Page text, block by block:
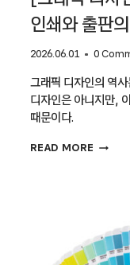
인쇄와 출판
2026.06.01 0
그래픽 디자인의 역
디자인은 아니지만,
때문이다.
READ MORE [그래픽
출판의
도구